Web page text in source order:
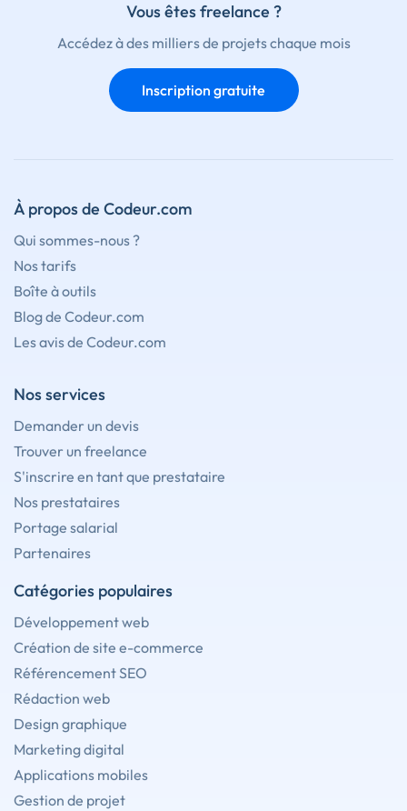
Vous êtes freelance ?
Accédez à des milliers de projets chaque mois
Inscription gratuite
À propos de Codeur.com
Qui sommes-nous ?
Nos tarifs
Boîte à outils
Blog de Codeur.com
Les avis de Codeur.com
Nos services
Demander un devis
Trouver un freelance
S'inscrire en tant que prestataire
Nos prestataires
Portage salarial
Partenaires
Catégories populaires
Développement web
Création de site e-commerce
Référencement SEO
Rédaction web
Design graphique
Marketing digital
Applications mobiles
Gestion de projet